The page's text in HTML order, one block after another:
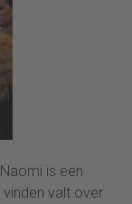
is een
valt over